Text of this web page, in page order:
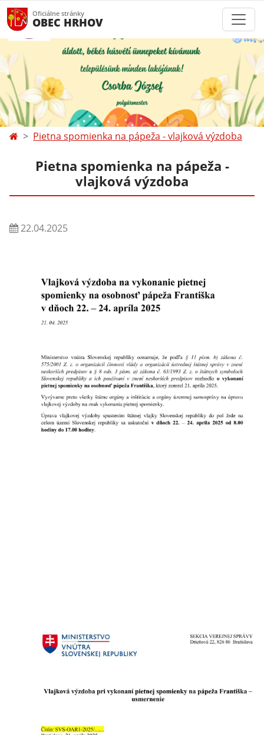
Oficiálne stránky
OBEC HRHOV
Pietna spomienka na pápeža - vlajková výzdoba
Pietna spomienka na pápeža -
vlajková výzdoba
22.04.2025